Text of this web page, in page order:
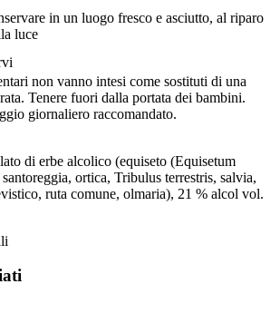
in un luogo fresco e asciutto, al riparo
luce
non vanno intesi come sostituti di una
Tenere fuori dalla portata dei bambini.
giornaliero raccomandato.
di erbe alcolico (equiseto (Equisetum
ortica, Tribulus terrestris, salvia,
ruta comune, olmaria), 21 % alcol vol.